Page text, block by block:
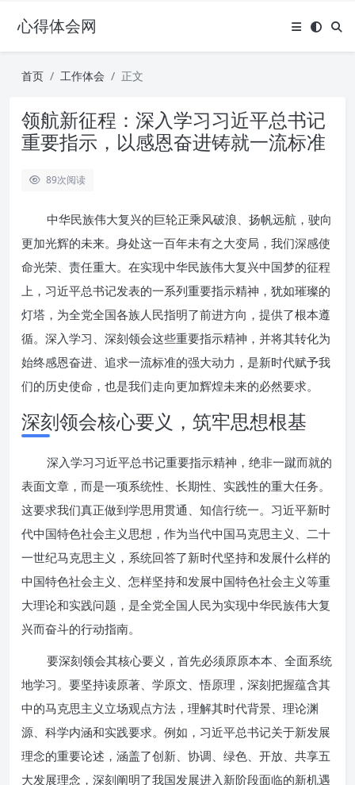
心得体会网
首页 工作体会 正文
领航新征程：深入学习习近平总书记
重要指示，以感恩奋进铸就一流标准
89次阅读
中华民族伟大复兴的巨轮正乘风破浪、扬帆远航，驶向
更加光辉的未来。身处这一百年未有之大变局，我们深感使
命光荣、责任重大。在实现中华民族伟大复兴中国梦的征程
上，习近平总书记发表的一系列重要指示精神，犹如璀璨的
灯塔，为全党全国各族人民指明了前进方向，提供了根本遵
循。深入学习、深刻领会这些重要指示精神，并将其转化为
始终感恩奋进、追求一流标准的强大动力，是新时代赋予我
们的历史使命，也是我们走向更加辉煌未来的必然要求。
深刻领会核心要义，筑牢思想根基
深入学习习近平总书记重要指示精神，绝非一蹴而就的
表面文章，而是一项系统性、长期性、实践性的重大任务。
这要求我们真正做到学思用贯通、知信行统一。习近平新时
代中国特色社会主义思想，作为当代中国马克思主义、二十
一世纪马克思主义，系统回答了新时代坚持和发展什么样的
中国特色社会主义、怎样坚持和发展中国特色社会主义等重
大理论和实践问题，是全党全国人民为实现中华民族伟大复
兴而奋斗的行动指南。
要深刻领会其核心要义，首先必须原原本本、全面系统
地学习。要坚持读原著、学原文、悟原理，深刻把握蕴含其
中的马克思主义立场观点方法，理解其时代背景、理论渊
源、科学内涵和实践要求。例如，习近平总书记关于新发展
理念的重要论述，涵盖了创新、协调、绿色、开放、共享五
大发展理念，深刻阐明了我国发展进入新阶段面临的新机遇